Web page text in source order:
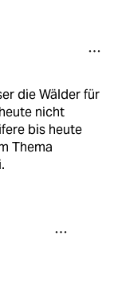
die Wälder für
nicht
bis heute
Thema